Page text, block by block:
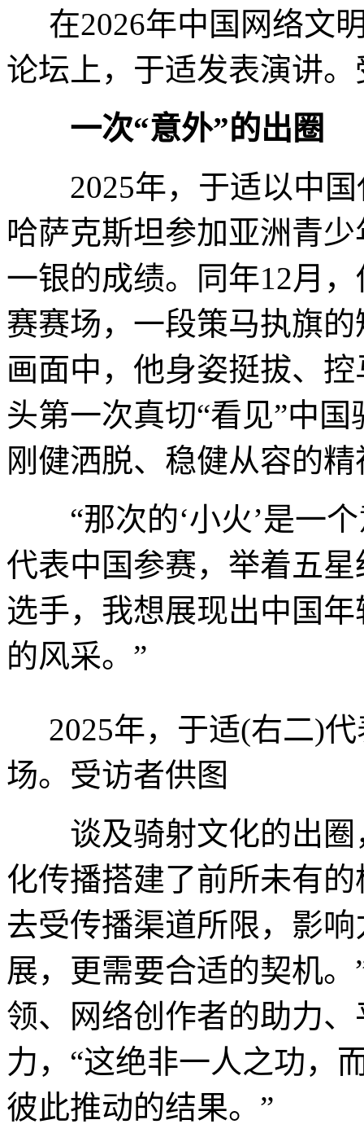
在2026年中国网络文
论坛上，于适发表演讲
一次“意外”的出圈
2025年，于适以中国
哈萨克斯坦参加亚洲青
一银的成绩。同年12月
赛赛场，一段策马执旗
画面中，他身姿挺拔、
头第一次真切“看见”中
刚健洒脱、稳健从容的
“那次的‘小火’是一个
代表中国参赛，举着五
选手，我想展现出中国
的风采。”
2025年，于适(右二)
场。受访者供图
谈及骑射文化的出圈
化传播搭建了前所未有
去受传播渠道所限，影
展，更需要合适的契机
领、网络创作者的助力
力，“这绝非一人之功，
彼此推动的结果。”